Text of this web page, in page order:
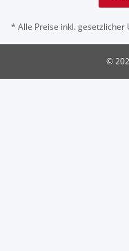
* Alle Preise inkl. gesetzlicher
©